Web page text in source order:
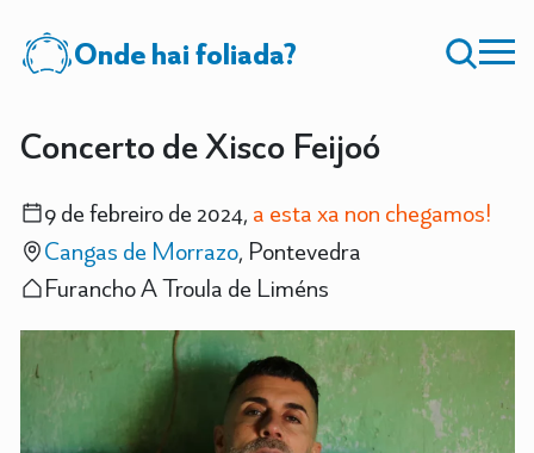
Onde hai foliada?
Concerto de Xisco Feijoó
9 de febreiro de 2024, a esta xa non chegamos!
Cangas de Morrazo, Pontevedra
Furancho A Troula de Liméns